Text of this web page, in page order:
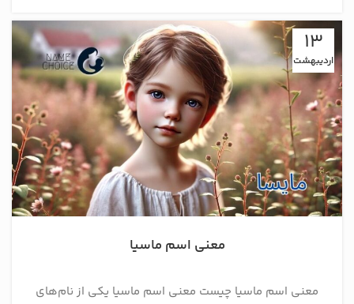
13
اردیبهشت
معنی اسم ماسیا
معنی اسم ماسیا چیست معنی اسم ماسیا یکی از نام‌های